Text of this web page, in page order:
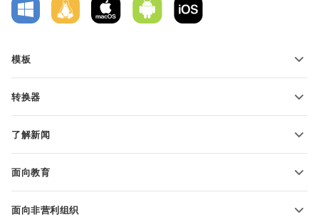
模板
文本文档模板
转换器
转换电子表格
了解新闻
面向教育
适用于教育人士
面向非营利组织